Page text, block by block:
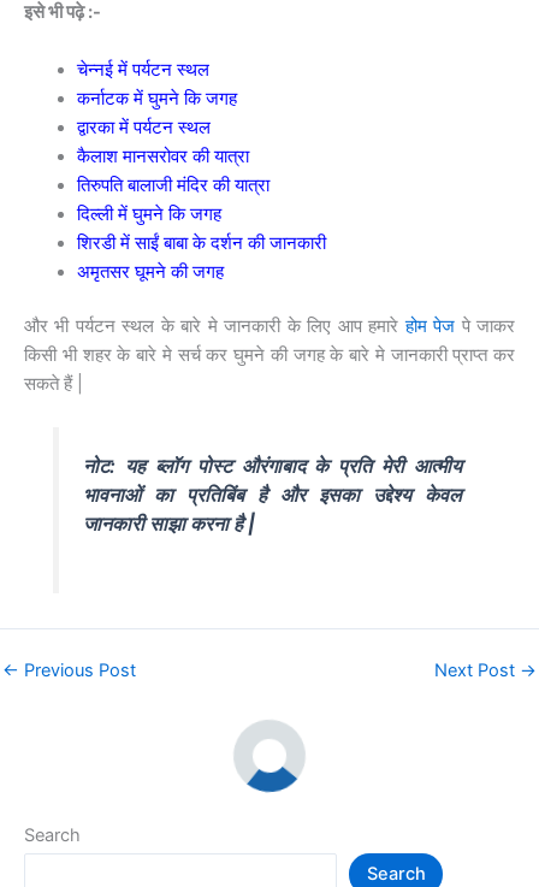
इसे भी पढ़े :-
चेन्नई में पर्यटन स्थल
कर्नाटक में घुमने कि जगह
द्वारका में पर्यटन स्थल
कैलाश मानसरोवर की यात्रा
तिरुपति बालाजी मंदिर की यात्रा
दिल्ली में घुमने कि जगह
शिरडी में साईं बाबा के दर्शन की जानकारी
अमृतसर घूमने की जगह
और भी पर्यटन स्थल के बारे मे जानकारी के लिए आप हमारेहोम पेज पे जाकर
किसी भी शहर के बारे मे सर्च कर घुमने की जगह के बारे मे जानकारी प्राप्त कर
सकते हैं |
नोट: यह ब्लॉग पोस्ट औरंगाबाद के प्रति मेरी आत्मीय
भावनाओं का प्रतिबिंब है और इसका उद्देश्य केवल
जानकारी साझा करना है |
← Previous Post Next Post →
Search
Search